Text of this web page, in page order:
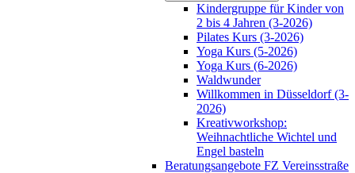
Kindergruppe für Kinder von
2 bis 4 Jahren (3-2026)
Pilates Kurs (3-2026)
Yoga Kurs (5-2026)
Yoga Kurs (6-2026)
Waldwunder
Willkommen in Düsseldorf (3-
2026)
Kreativworkshop:
Weihnachtliche Wichtel und
Engel basteln
Beratungsangebote FZ Vereinsstraße